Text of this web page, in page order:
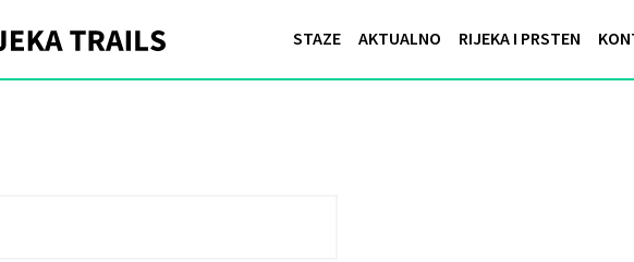
STAZE AKTUALNO RIJEKA I PRSTEN
fratar-45km